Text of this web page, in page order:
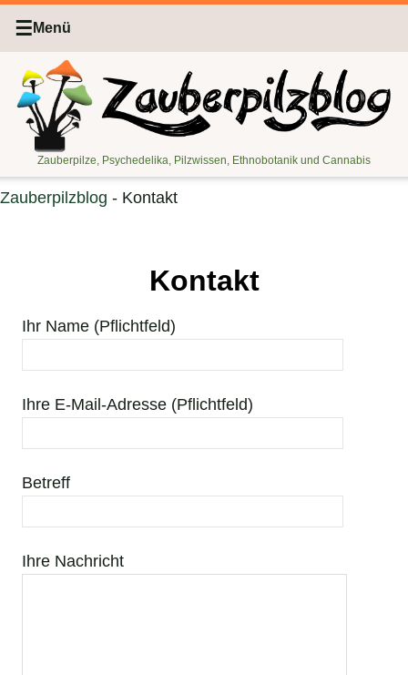
☰ Menü
Zauberpilze, Psychedelika, Pilzwissen, Ethnobotanik und Cannabis
Zauberpilzblog - Kontakt
Kontakt
Ihr Name (Pflichtfeld)
Ihre E-Mail-Adresse (Pflichtfeld)
Betreff
Ihre Nachricht